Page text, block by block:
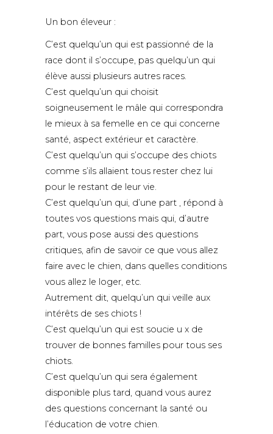
Un bon éleveur :
C’est quelqu’un qui est passionné de la
race dont il s’occupe, pas quelqu’un qui
élève aussi plusieurs autres races.
C’est quelqu’un qui choisit
soigneusement le mâle qui correspondra
le mieux à sa femelle en ce qui concerne
santé, aspect extérieur et caractère.
C’est quelqu’un qui s’occupe des chiots
comme s’ils allaient tous rester chez lui
pour le restant de leur vie.
C’est quelqu’un qui, d’une part , répond à
toutes vos questions mais qui, d’autre
part, vous pose aussi des questions
critiques, afin de savoir ce que vous allez
faire avec le chien, dans quelles conditions
vous allez le loger, etc.
Autrement dit, quelqu’un qui veille aux
intérêts de ses chiots !
C’est quelqu’un qui est soucie u x de
trouver de bonnes familles pour tous ses
chiots.
C’est quelqu’un qui sera également
disponible plus tard, quand vous aurez
des questions concernant la santé ou
l’éducation de votre chien.